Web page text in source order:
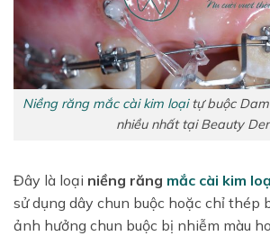
Niềng răng mắc cài kim loạitự buộc
nhiều nhất tại Beauty
Đây là loại niềng răng mắc cài kim
sử dụng dây chun buộc hoặc chỉ thép
ảnh hưởng chun buộc bị nhiễm màu